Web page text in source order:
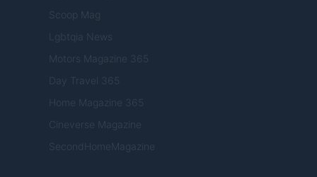
Scoop Mag
Lgbtqia News
Motors Magazine 365
Day Travel 365
Home Magazine 365
Cineverse Magazine
SecondHomeMagazine